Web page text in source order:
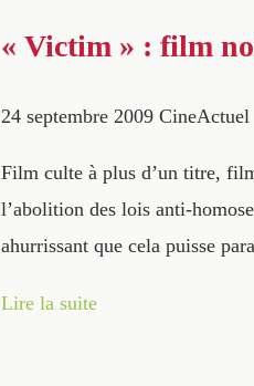
« Victim » : film
24 septembre 2009 CineActuel
Film culte à plus d’un titre,
l’abolition des lois anti-
ahurrissant que cela puisse
Lire la suite